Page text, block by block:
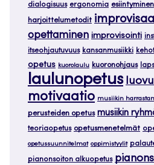
dialogisuus ergonomia esiintyminen
harjoittelumetodit
opettaminen improvisointi
itseohjautuvuus kansanmusiikki
opetus kuorolaulu kuoronohjaus
laulunopetus
motivaatio musiikin
perusteiden opetus musiikin
teoriaopetus opetusmenetelmät
opetussuunnitelmat oppimistyylit
pianonsoiton alkuopetus